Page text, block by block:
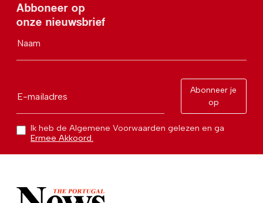
Abboneer op
onze nieuwsbrief
Naam
E-mailadres
Abonneer je
op
Ik heb de Algemene Voorwaarden gelezen en ga
Ermee Akkoord.